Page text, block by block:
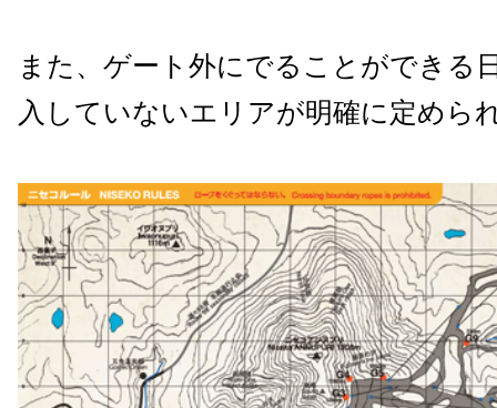
また、ゲート外にでることができる
入していないエリアが明確に定めら